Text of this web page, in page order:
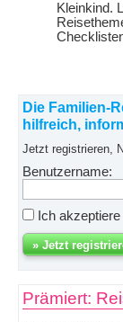
Kleinkind.
Die Familien-
hilfreich,
Jetzt registrieren,
Benutzername:
Ich
Prämiert: